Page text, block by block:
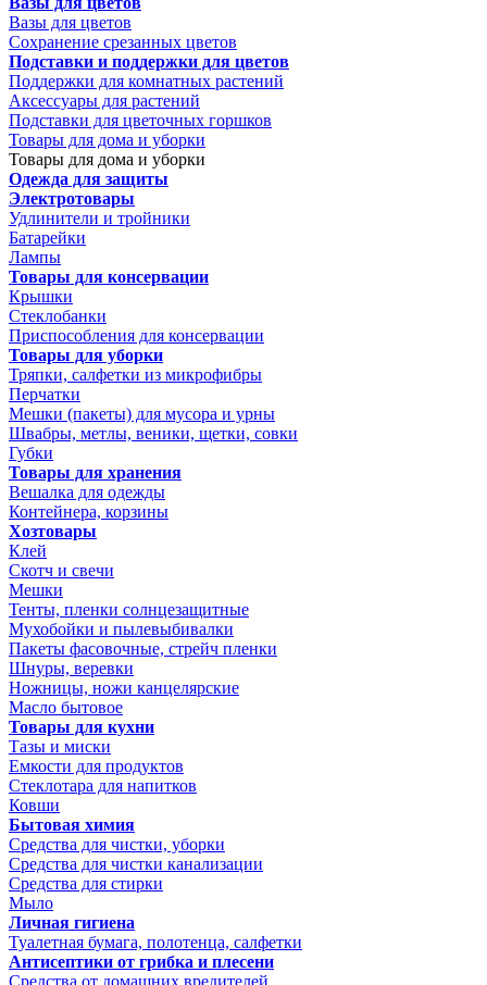
Вазы для цветов
Сохранение срезанных цветов
Подставки и поддержки для цветов
Поддержки для комнатных растений
Аксессуары для растений
Подставки для цветочных горшков
Товары для дома и уборки
Товары для дома и уборки
Одежда для защиты
Электротовары
Удлинители и тройники
Батарейки
Лампы
Товары для консервации
Крышки
Стеклобанки
Приспособления для консервации
Товары для уборки
Тряпки, салфетки из микрофибры
Перчатки
Мешки (пакеты) для мусора и урны
Швабры, метлы, веники, щетки, совки
Губки
Товары для хранения
Вешалка для одежды
Контейнера, корзины
Хозтовары
Клей
Скотч и свечи
Мешки
Тенты, пленки солнцезащитные
Мухобойки и пылевыбивалки
Пакеты фасовочные, стрейч пленки
Шнуры, веревки
Ножницы, ножи канцелярские
Масло бытовое
Товары для кухни
Тазы и миски
Емкости для продуктов
Стеклотара для напитков
Ковши
Бытовая химия
Средства для чистки, уборки
Средства для чистки канализации
Средства для стирки
Мыло
Личная гигиена
Туалетная бумага, полотенца, салфетки
Антисептики от грибка и плесени
Средства от домашних вредителей